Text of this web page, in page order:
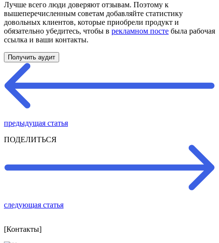
Лучше всего люди доверяют отзывам. Поэтому к
вышеперечисленным советам добавляйте статистику
довольных клиентов, которые приобрели продукт и
обязательно убедитесь, чтобы в рекламном посте была рабочая
ссылка и ваши контакты.
Получить аудит
предыдущая статья
ПОДЕЛИТЬСЯ
следующая статья
[Контакты]